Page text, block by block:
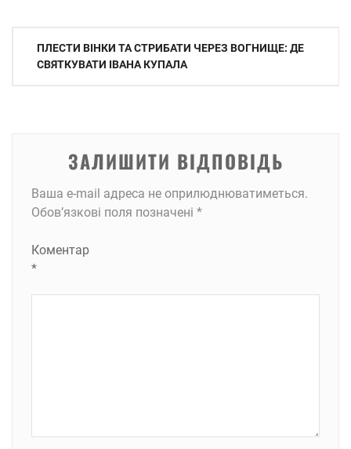
Навігація
записів
ПЛЕСТИ ВІНКИ ТА СТРИБАТИ ЧЕРЕЗ ВОГНИЩЕ: ДЕ
СВЯТКУВАТИ ІВАНА КУПАЛА
ЗАЛИШИТИ ВІДПОВІДЬ
Ваша e-mail адреса не оприлюднюватиметься.
Обов’язкові поля позначені *
Коментар
*